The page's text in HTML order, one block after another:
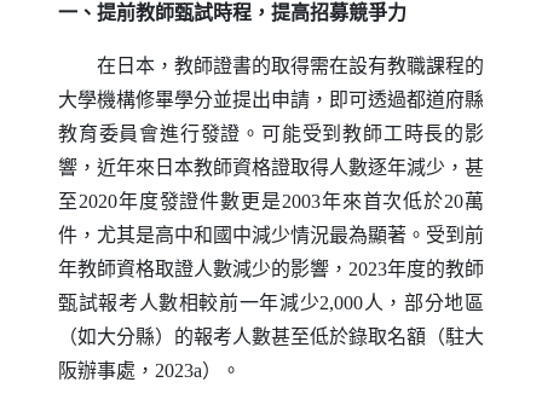
一、提前教師甄試時程，提高招募競爭力
在日本，教師證書的取得需在設有教職課程的
大學機構修畢學分並提出申請，即可透過都道府縣
教育委員會進行發證。可能受到教師工時長的影
響，近年來日本教師資格證取得人數逐年減少，甚
至2020年度發證件數更是2003年來首次低於20萬
件，尤其是高中和國中減少情況最為顯著。受到前
年教師資格取證人數減少的影響，2023年度的教師
甄試報考人數相較前一年減少2,000人，部分地區
（如大分縣）的報考人數甚至低於錄取名額（駐大
阪辦事處，2023a）。